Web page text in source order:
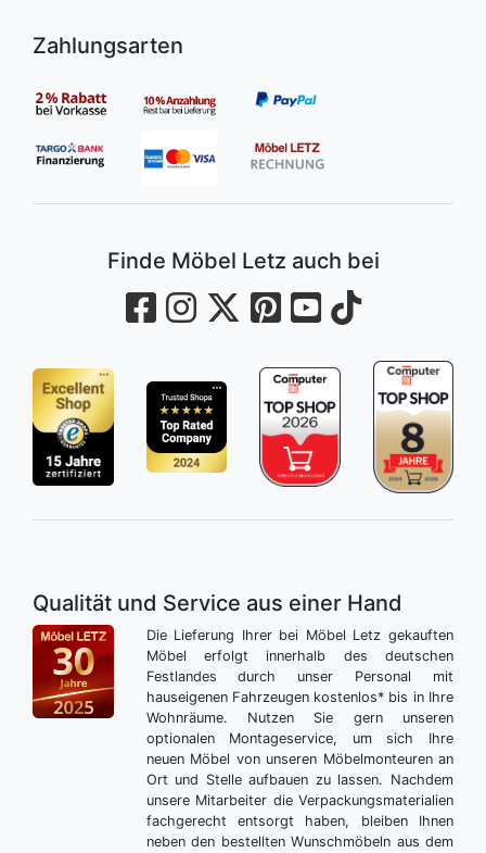
Zahlungsarten
Finde Möbel Letz auch bei
Qualität und Service aus einer Hand
Die Lieferung Ihrer bei Möbel Letz gekauften
Möbel erfolgt innerhalb des deutschen
Festlandes durch unser Personal mit
hauseigenen Fahrzeugen kostenlos* bis in Ihre
Wohnräume. Nutzen Sie gern unseren
optionalen Montageservice, um sich Ihre
neuen Möbel von unseren Möbelmonteuren an
Ort und Stelle aufbauen zu lassen. Nachdem
unsere Mitarbeiter die Verpackungsmaterialien
fachgerecht entsorgt haben, bleiben Ihnen
neben den bestellten Wunschmöbeln aus dem